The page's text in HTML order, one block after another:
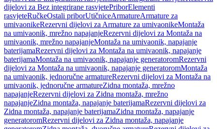
dijelovi za Bez integrirane rasvjetePriborElementi
rasvjeteRučkeOstali priborUtičniceArmatureArmature za
umivaonikeRezervni dijelovi za Armature za umivaonikeMontaža
na umivaonik, mrežno napajanjeRezervni dijelovi za Montaža na
umivaonik, mrežno napajanjeMontaža na umivaonik, napajanje
baterijamaRezervni dijelovi za Montaža na umivaonik, napajanje
baterijamaMontaža na umivaonik, napajanje generatoromRezervni
dijelovi za Montaža na umivaonik, napajanje generatoromMontaža
na umivaonik, jednoručne armatureRezervni dijelovi za Montaža na
umivaonik, jednoručne armatureZidna montaža, mrežno
napajanjeRezervni dijelovi za Zidna montaža, mrežno
napajanjeZidna montaža, napajanje baterijamaRezervni dijelovi za
Zidna montaža, napajanje baterijamaZidna montaža, napajanje
generatoromRezervni dijelovi za Zidna montaža, napajanje